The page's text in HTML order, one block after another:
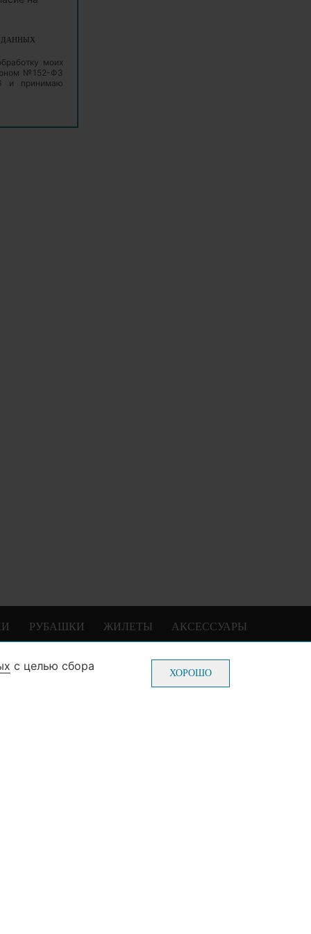
ДАННЫХ
моих
№152-ФЗ
и принимаю
РУБАШКИ ЖИЛЕТЫ АКСЕССУАРЫ
70-22
22
Пн-Пт: с 10-00 до 20-00
с целью сбора
ХОРОШО